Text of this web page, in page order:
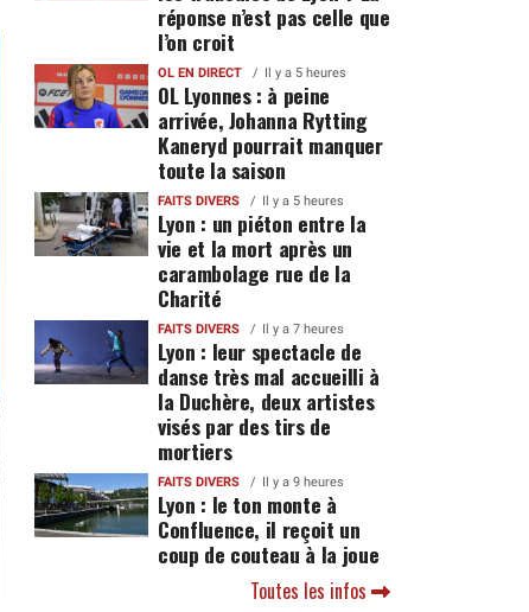
réponse n’est pas celle que
l’on croit
OL EN DIRECT Il y a 5 heures
OL Lyonnes : à peine
arrivée, Johanna Rytting
Kaneryd pourrait manquer
toute la saison
FAITS DIVERS Il y a 5 heures
Lyon : un piéton entre la
vie et la mort après un
carambolage rue de la
Charité
FAITS DIVERS Il y a 7 heures
Lyon : leur spectacle de
danse très mal accueilli à
la Duchère, deux artistes
visés par des tirs de
mortiers
FAITS DIVERS Il y a 9 heures
Lyon : le ton monte à
Confluence, il reçoit un
coup de couteau à la joue
Toutes les infos